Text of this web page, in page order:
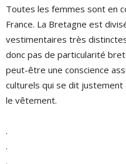
Toutes les femmes sont en
France. La Bretagne est
vestimentaires très
donc pas de particularité
peut-être une conscience
culturels qui se dit
le vêtement.
.
.
.